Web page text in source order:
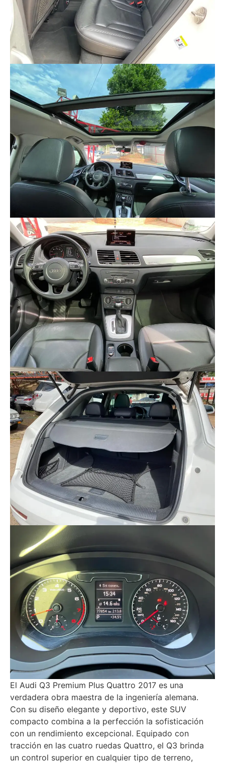
El Audi Q3 Premium Plus Quattro 2017 es una
verdadera obra maestra de la ingeniería alemana.
Con su diseño elegante y deportivo, este SUV
compacto combina a la perfección la sofisticación
con un rendimiento excepcional. Equipado con
tracción en las cuatro ruedas Quattro, el Q3 brinda
un control superior en cualquier tipo de terreno,